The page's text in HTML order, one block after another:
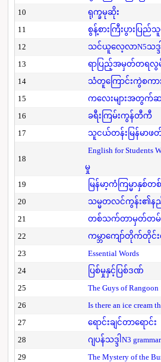
10 ရုက္ခမုဆိုး
11
စွန့်စားကြီးပွားပြည်
12
သင်ယူလေ့လာN5သဒ္ဒါ
13
ရာပြည့်အမှတ်တရ
14
သံတူကြောင်းကွဲစကား
15
ကလေးများအတွက်
16
ခရီးကြမ်းကွန်တီကီ
17
သူငယ်တန်းမြန်မာဖ
18
English for Students
မှု
19 မြန်မာ့ကံကြမ္မာနှ
20
သမ္မတလင်ကွန်း၏နည်း
21
တစ်သက်တာမှတ်တမ်းနှ
22
ကမ္ဘာကျော်တိုက်တိုင်း
23
Essential Words
24
ပြစ်မှုနှင့်ပြစ်ဒဏ်
25
The Guys of
26
Is there an ice cream
27
ရောင်းချင်တာရောင်း
28
ဂျပန်သဒ္ဒါN3
29
The Mystery of the